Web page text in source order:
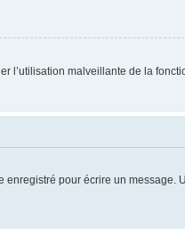
l’utilisation malveillante de la
enregistré pour écrire un message.